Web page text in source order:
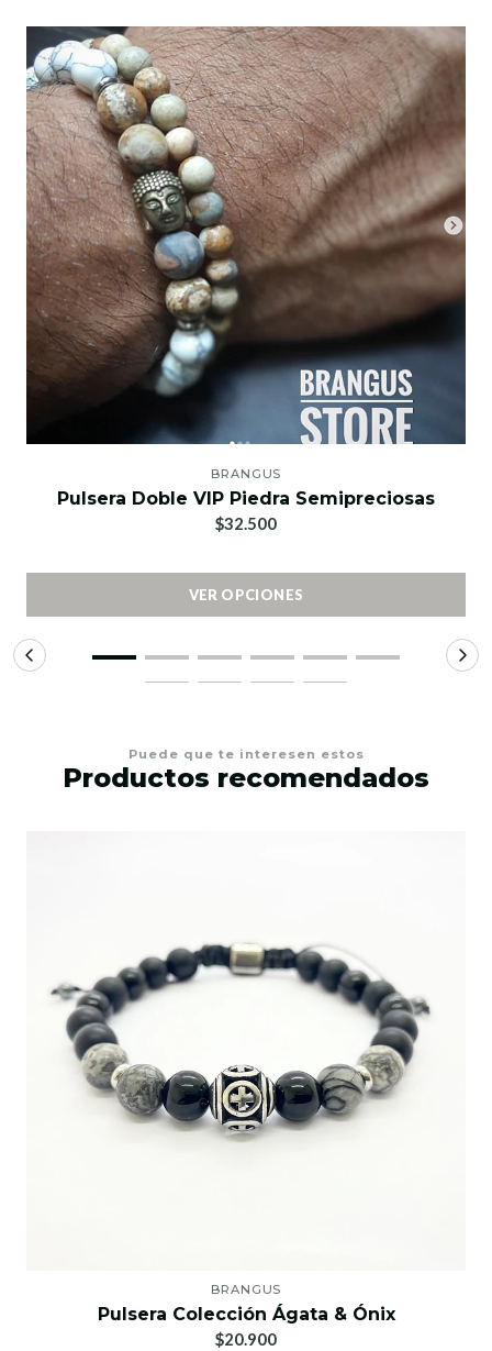
BRANGUS
Pulsera Doble VIP Piedra Semipreciosas
$32.500
VER OPCIONES
Puede que te interesen estos
Productos recomendados
BRANGUS
Pulsera Colección Ágata & Ónix
$20.900